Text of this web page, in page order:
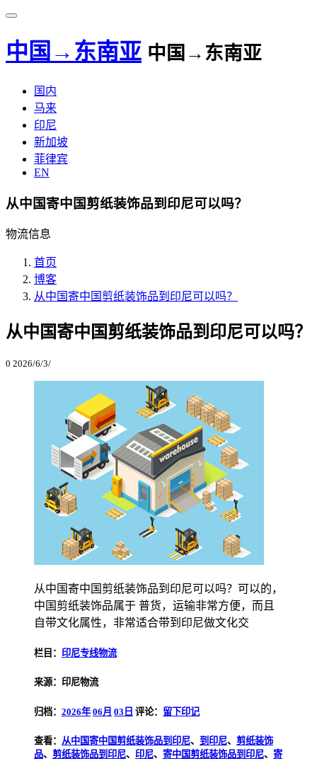
中国→东南亚 中国→东南亚
国内
马来
印尼
新加坡
菲律宾
EN
从中国寄中国剪纸装饰品到印尼可以吗？
物流信息
首页
博客
从中国寄中国剪纸装饰品到印尼可以吗？
从中国寄中国剪纸装饰品到印尼可以吗？
0 2026/6/3/
从中国寄中国剪纸装饰品到印尼可以吗？可以的，
中国剪纸装饰品属于 普货，运输非常方便，而且
自带文化属性，非常适合带到印尼做文化交
栏目： 印尼专线物流
来源：印尼物流
归档： 2026年 06月 03日 评论： 留下印记
查看： 从中国寄中国剪纸装饰品到印尼、 到印尼、 剪纸装饰
品、 剪纸装饰品到印尼、 印尼、 寄中国剪纸装饰品到印尼、 寄